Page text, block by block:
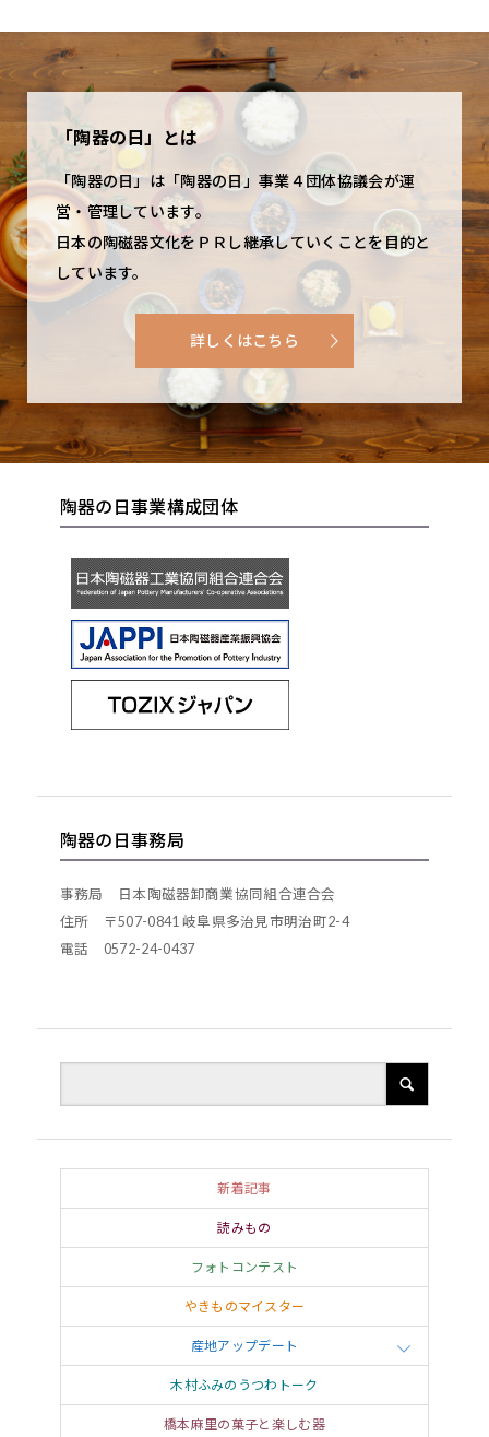
「陶器の日」とは
「陶器の日」は「陶器の日」事業４団体協議会が運
営・管理しています。
日本の陶磁器文化をＰＲし継承していくことを目的と
しています。
詳しくはこちら
陶器の日事業構成団体
陶器の日事務局
事務局 日本陶磁器卸商業協同組合連合会
住所 〒507-0841 岐阜県多治見市明治町2-4
電話 0572-24-0437
新着記事
読みもの
フォトコンテスト
やきものマイスター
産地アップデート
木村ふみのうつわトーク
橋本麻里の菓子と楽しむ器